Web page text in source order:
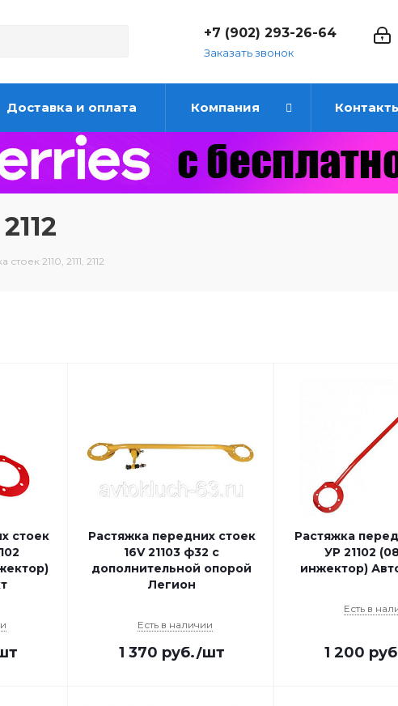
+7 (902) 293-26-64
Заказать звонок
Доставка и оплата Компания
стоек 2110, 2111, 2112
стоек
Растяжка передних стоек
16V 21103 ф32 с
дополнительной опорой
Легион
Есть в наличии
1 370 руб./шт
Растяжка
УР 21102
инжектор)
Есть в
1 200